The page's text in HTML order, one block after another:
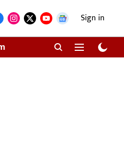
Sign in